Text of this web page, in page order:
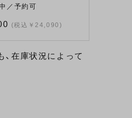
／予約可
(税込￥24,090)
、在庫状況によって